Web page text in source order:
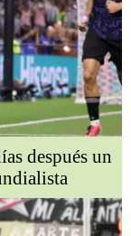
después un